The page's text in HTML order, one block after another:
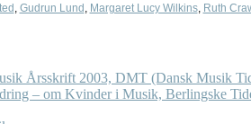
, Gudrun Lund , Margaret Lucy Wilkins, Ruth
Årsskrift 2003, DMT (Dansk Musik
– om Kvinder i Musik, Berlingske